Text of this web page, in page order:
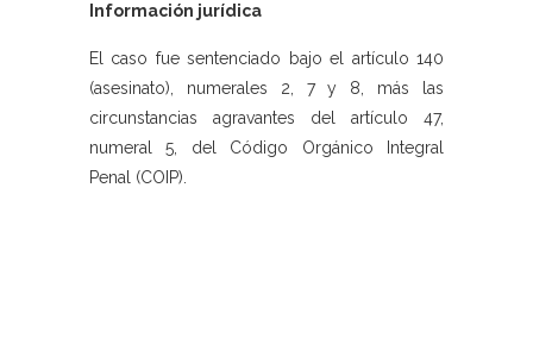
Información jurídica
El caso fue sentenciado bajo el artículo 140
(asesinato), numerales 2, 7 y 8, más las
circunstancias agravantes del artículo 47,
numeral 5, del Código Orgánico Integral
Penal (COIP).